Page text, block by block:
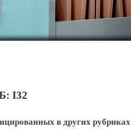
I32
в других рубриках